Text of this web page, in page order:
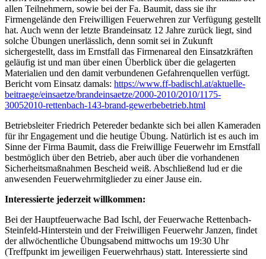
allen Teilnehmern, sowie bei der Fa. Baumit, dass sie ihr
Firmengelände den Freiwilligen Feuerwehren zur Verfügung gestellt
hat. Auch wenn der letzte Brandeinsatz 12 Jahre zurück liegt, sind
solche Übungen unerlässlich, denn somit sei in Zukunft
sichergestellt, dass im Ernstfall das Firmenareal den Einsatzkräften
geläufig ist und man über einen Überblick über die gelagerten
Materialien und den damit verbundenen Gefahrenquellen verfügt.
Bericht vom Einsatz damals: https://www.ff-badischl.at/aktuelle-
beitraege/einsaetze/brandeinsaetze/2000-2010/2010/1175-
30052010-rettenbach-143-brand-gewerbebetrieb.html
Betriebsleiter Friedrich Petereder bedankte sich bei allen Kameraden
für ihr Engagement und die heutige Übung. Natürlich ist es auch im
Sinne der Firma Baumit, dass die Freiwillige Feuerwehr im Ernstfall
bestmöglich über den Betrieb, aber auch über die vorhandenen
Sicherheitsmaßnahmen Bescheid weiß. Abschließend lud er die
anwesenden Feuerwehrmitglieder zu einer Jause ein.
Interessierte jederzeit willkommen:
Bei der Hauptfeuerwache Bad Ischl, der Feuerwache Rettenbach-
Steinfeld-Hinterstein und der Freiwilligen Feuerwehr Janzen, findet
der allwöchentliche Übungsabend mittwochs um 19:30 Uhr
(Treffpunkt im jeweiligen Feuerwehrhaus) statt. Interessierte sind